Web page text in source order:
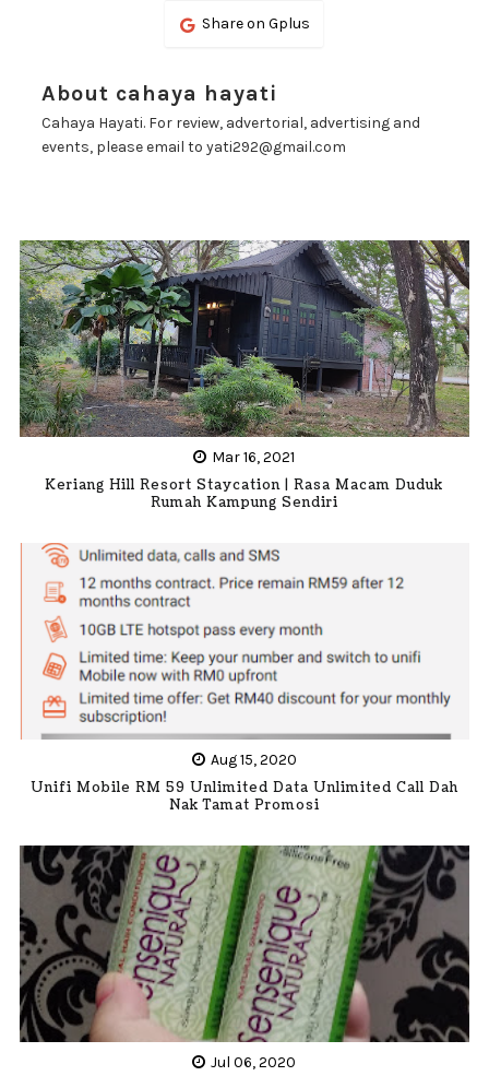
Share on Gplus
About cahaya hayati
Cahaya Hayati. For review, advertorial, advertising and
events, please email to yati292@gmail.com
Mar 16, 2021
Keriang Hill Resort Staycation | Rasa Macam Duduk
Rumah Kampung Sendiri
Aug 15, 2020
Unifi Mobile RM 59 Unlimited Data Unlimited Call Dah
Nak Tamat Promosi
Jul 06, 2020